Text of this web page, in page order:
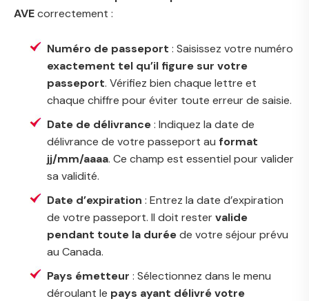
AVEcorrectement :
Numéro de passeport : Saisissez votre numéro
exactement tel qu’il figure sur votre
passeport. Vérifiez bien chaque lettre et
chaque chiffre pour éviter toute erreur de saisie.
Date de délivrance: Indiquez la date de
délivrance de votre passeport au format
jj/mm/aaaa. Ce champ est essentiel pour valider
sa validité.
Date d’expiration : Entrez la date d’expiration
de votre passeport. Il doit restervalide
pendant toute la duréede votre séjour prévu
au Canada.
Pays émetteur : Sélectionnez dans le menu
déroulant le pays ayant délivré votre